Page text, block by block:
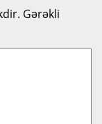
Gərəkli